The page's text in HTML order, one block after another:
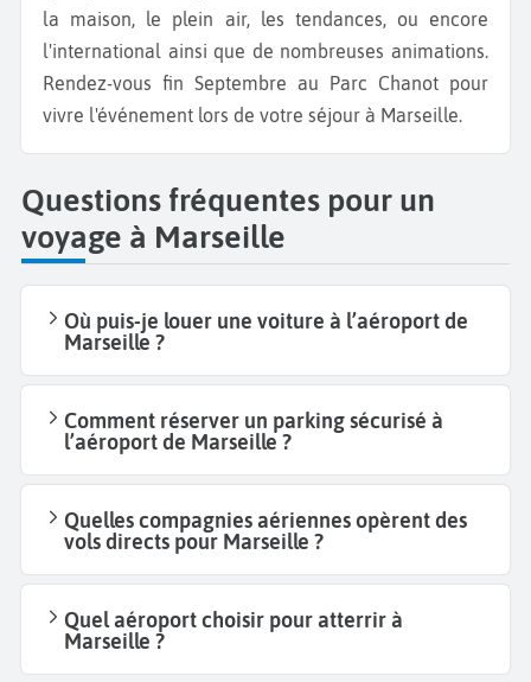
la maison, le plein air, les tendances, ou encore
l'international ainsi que de nombreuses animations.
Rendez-vous fin Septembre au Parc Chanot pour
vivre l'événement lors de votre séjour à Marseille.
Questions fréquentes pour un
voyage à Marseille
Où puis-je louer une voiture à l’aéroport de
Marseille ?
Comment réserver un parking sécurisé à
l’aéroport de Marseille ?
Quelles compagnies aériennes opèrent des
vols directs pour Marseille ?
Quel aéroport choisir pour atterrir à
Marseille ?